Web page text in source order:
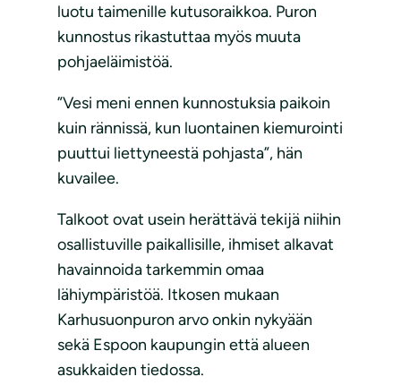
luotu taimenille kutusoraikkoa. Puron
kunnostus rikastuttaa myös muuta
pohjaeläimistöä.
”Vesi meni ennen kunnostuksia paikoin
kuin rännissä, kun luontainen kiemurointi
puuttui liettyneestä pohjasta”, hän
kuvailee.
Talkoot ovat usein herättävä tekijä niihin
osallistuville paikallisille, ihmiset alkavat
havainnoida tarkemmin omaa
lähiympäristöä. Itkosen mukaan
Karhusuonpuron arvo onkin nykyään
sekä Espoon kaupungin että alueen
asukkaiden tiedossa.